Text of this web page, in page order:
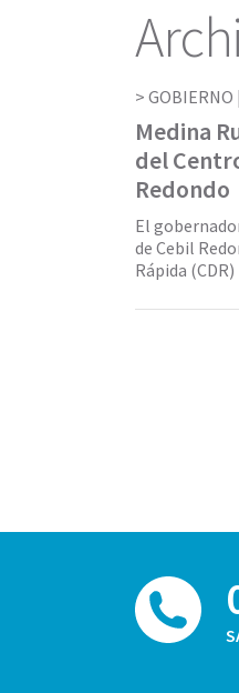
GOBIERNO |
Medina
del
Redondo
El
de Cebil
Rápida